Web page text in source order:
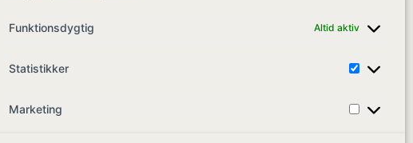
Funktionsdygtig Altid aktiv
Statistikker
Marketing